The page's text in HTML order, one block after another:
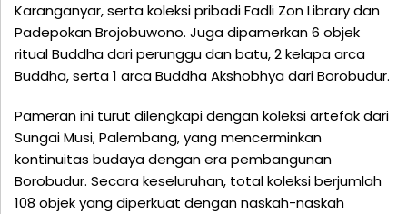
Karanganyar, serta koleksi pribadi Fadli Zon Library dan
Padepokan Brojobuwono. Juga dipamerkan 6 objek
ritual Buddha dari perunggu dan batu, 2 kelapa arca
Buddha, serta 1 arca Buddha Akshobhya dari Borobudur.
Pameran ini turut dilengkapi dengan koleksi artefak dari
Sungai Musi, Palembang, yang mencerminkan
kontinuitas budaya dengan era pembangunan
Borobudur. Secara keseluruhan, total koleksi berjumlah
108 objek yang diperkuat dengan naskah-naskah